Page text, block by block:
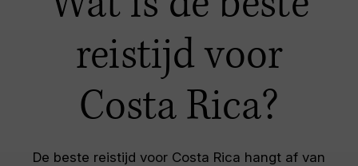
reistijd voor
Costa Rica?
De beste reistijd voor Costa Rica hangt af van